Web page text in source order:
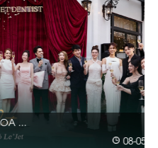
08-05-2026